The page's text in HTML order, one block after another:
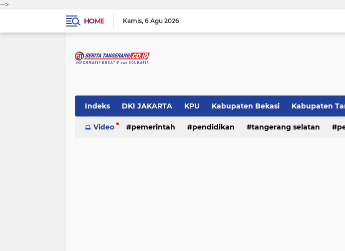
-->
HOME
Kamis 6 Agu 2026
Indeks DKI JAKARTA KPU Kabupaten Bekasi Kabupaten
Pemerintah Pendidikan Polri peristiwa
Video pemerintah pendidikan tangerang selatan